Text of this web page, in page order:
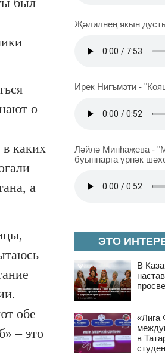
о
каких
а
обе
– это
ЭТО
В
«Лига
в
Җәлилнең якын
Ирек Нигъмәти -
Ләйлә Минһаҗева -
буыннарга үрнәк